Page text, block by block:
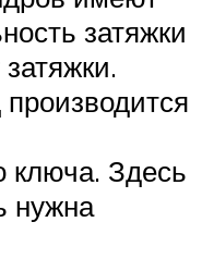
затяжки
ключа. Здесь
нужна